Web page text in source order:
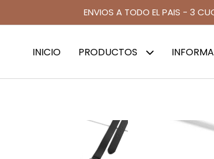
ENVIOS A TODO EL PAIS - 3
INICIO PRODUCTOS